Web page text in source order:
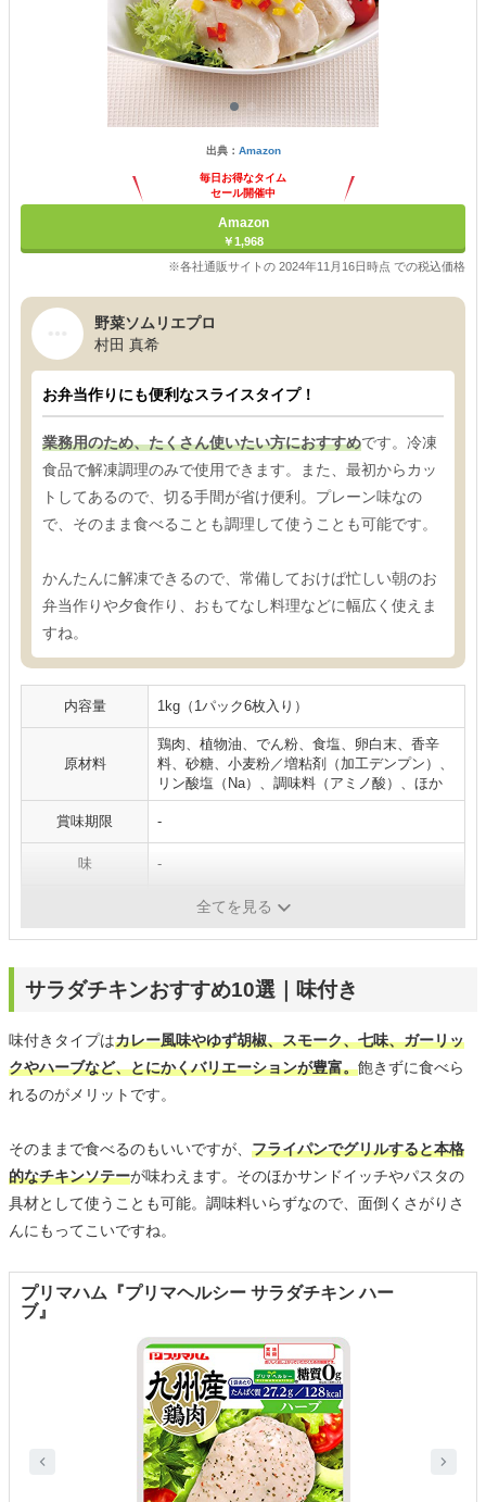
出典： Amazon
毎日お得なタイム
セール開催中
Amazon
￥1,968
※各社通販サイトの 2024年11月16日時点 での税込価格
野菜ソムリエプロ
村田 真希
お弁当作りにも便利なスライスタイプ！
業務用のため、たくさん使いたい方におすすめです。冷凍
食品で解凍調理のみで使用できます。また、最初からカッ
トしてあるので、切る手間が省け便利。プレーン味なの
で、そのまま食べることも調理して使うことも可能です。
かんたんに解凍できるので、常備しておけば忙しい朝のお
弁当作りや夕食作り、おもてなし料理などに幅広く使えま
すね。
内容量 1kg（1パック6枚入り）
原材料
鶏肉、植物油、でん粉、食塩、卵白末、香辛
料、砂糖、小麦粉／増粘剤（加工デンプン）、
リン酸塩（Na）、調味料（アミノ酸）、ほか
賞味期限 -
味 -
全てを見る
サラダチキンおすすめ10選｜味付き
味付きタイプはカレー風味やゆず胡椒、スモーク、七味、ガーリッ
クやハーブなど、とにかくバリエーションが豊富。飽きずに食べら
れるのがメリットです。
そのままで食べるのもいいですが、 フライパンでグリルすると本格
的なチキンソテーが味わえます。そのほかサンドイッチやパスタの
具材として使うことも可能。調味料いらずなので、面倒くさがりさ
んにもってこいですね。
プリマハム『プリマヘルシー サラダチキン ハー
ブ』